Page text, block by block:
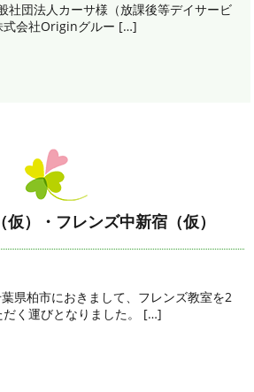
社団法人カーサ様（放課後等デイサービ
会社Originグルー […]
）・フレンズ中新宿（仮）
県柏市におきまして、フレンズ教室を2
く運びとなりました。 […]